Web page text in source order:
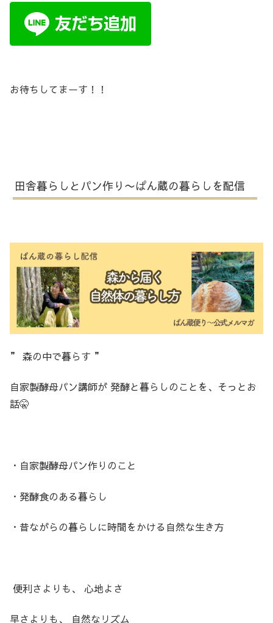
お待ちしてまーす！！
田舎暮らしとパン作り〜ぱん蔵の暮らしを配信
” 森の中で暮らす ”
自家製酵母パン講師が 発酵と暮らしのことを、そっとお
話🤫
・自家製酵母パン作りのこと
・発酵食のある暮らし
・昔ながらの暮らしに時間をかける自然な生き方
便利さよりも、 心地よさ
早さよりも、 自然なリズム